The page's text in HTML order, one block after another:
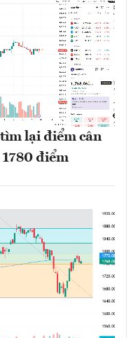
lại điểm cân
điểm